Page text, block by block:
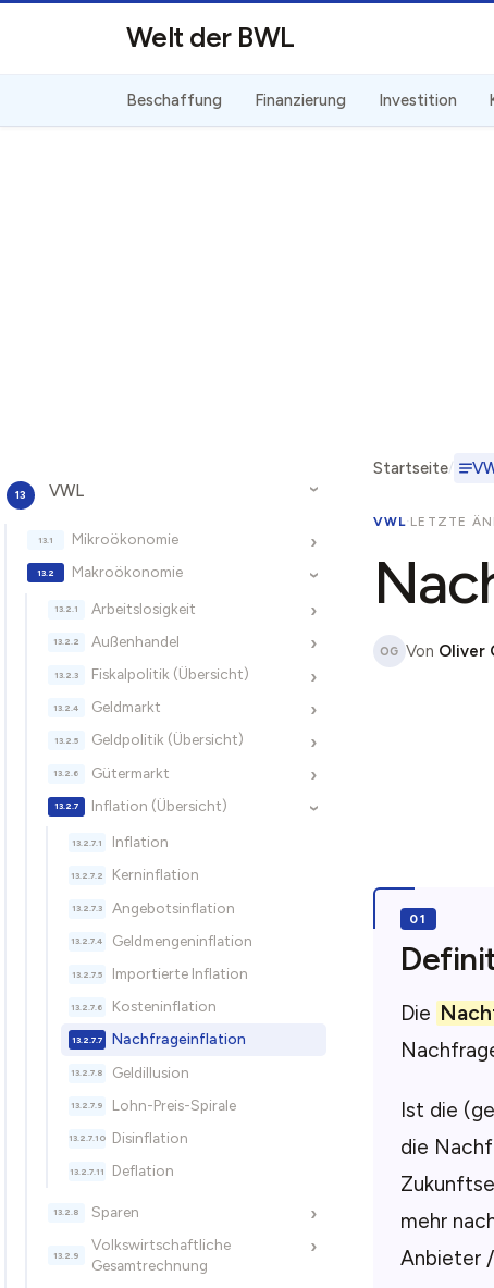
Welt der BWL
Beschaffung Finanzierung Investition
›
VWL
›
Mikroökonomie
›
Makroökonomie
›
Arbeitslosigkeit
›
Außenhandel
›
Fiskalpolitik (Übersicht)
›
Geldmarkt
›
Geldpolitik (Übersicht)
›
Gütermarkt
›
Inflation (Übersicht)
Inflation
Kerninflation
Angebotsinflation
Geldmengeninflation
Importierte Inflation
Kosteninflation
Nachfrageinflation
Geldillusion
Lohn-Preis-Spirale
Disinflation
Deflation
›
Sparen
›
Volkswirtschaftliche
Gesamtrechnung
Startseite
VWL· LETZTE
OG Von Oliver
Die
Ist die
die
mehr
Anbieter